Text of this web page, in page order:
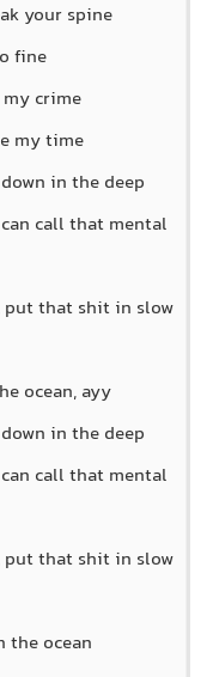
your spine
fine
crime
my time
in the deep?
call that mental
put that shit in slow
ocean, ayy
in the deep?
call that mental
put that shit in slow
the ocean